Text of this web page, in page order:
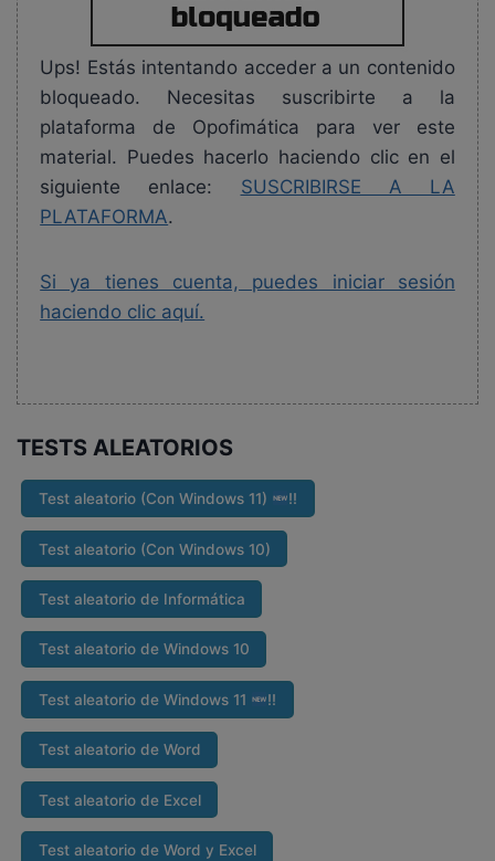
Ups! Estás intentando acceder a un contenido
bloqueado. Necesitas suscribirte a la
plataforma de Opofimática para ver este
material. Puedes hacerlo haciendo clic en el
siguiente enlace: SUSCRIBIRSE A LA
PLATAFORMA.
Si ya tienes cuenta, puedes iniciar sesión
haciendo clic aquí.
TESTS ALEATORIOS
Test aleatorio (Con Windows 11) ‼
Test aleatorio (Con Windows 10)
Test aleatorio de Informática
Test aleatorio de Windows 10
Test aleatorio de Windows 11 ‼
Test aleatorio de Word
Test aleatorio de Excel
Test aleatorio de Word y Excel